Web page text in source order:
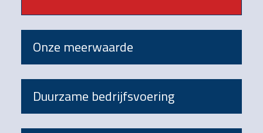
Onze meerwaarde
Duurzame bedrijfsvoering